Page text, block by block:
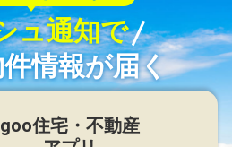
ュ通知で
情報が届く
goo住宅・不動産